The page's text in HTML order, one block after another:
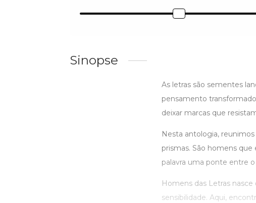
Sinopse
As letras são sementes
pensamento
deixar marcas que
Nesta antologia,
prismas. São homens
palavra uma ponte entre
Homens das Letras
sensibilidade. Aqui,